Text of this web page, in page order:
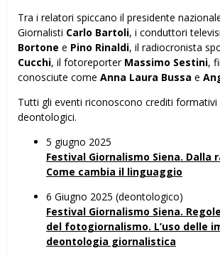
Tra i relatori spiccano il presidente
Giornalisti Carlo Bartoli, i conduttori
Bortone e Pino Rinaldi, il radiocronista
Cucchi, il fotoreporter Massimo Sestini,
conosciute come Anna Laura Bussa e
Tutti gli eventi riconoscono crediti formativi
deontologici.
5 giugno 2025
Festival Giornalismo Siena. Dalla
Come cambia il linguaggio
6 Giugno 2025 (deontologico)
Festival Giornalismo Siena.
del fotogiornalismo. L’uso delle
deontologia giornalistica